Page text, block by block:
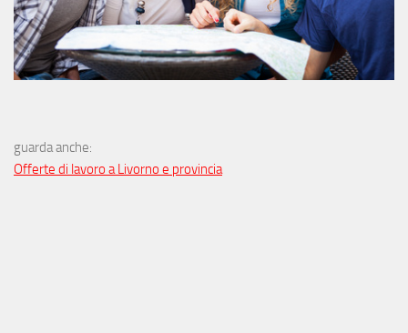
guarda anche:
Offerte di lavoro a Livorno e provincia